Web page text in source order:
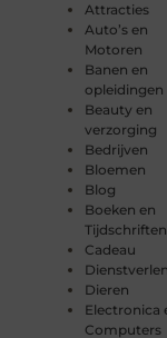
Attracties
Auto’s en
Motoren
Banen en
opleidingen
Beauty en
verzorging
Bedrijven
Bloemen
Blog
Boeken en
Tijdschriften
Cadeau
Dieren
Electronica
Computers